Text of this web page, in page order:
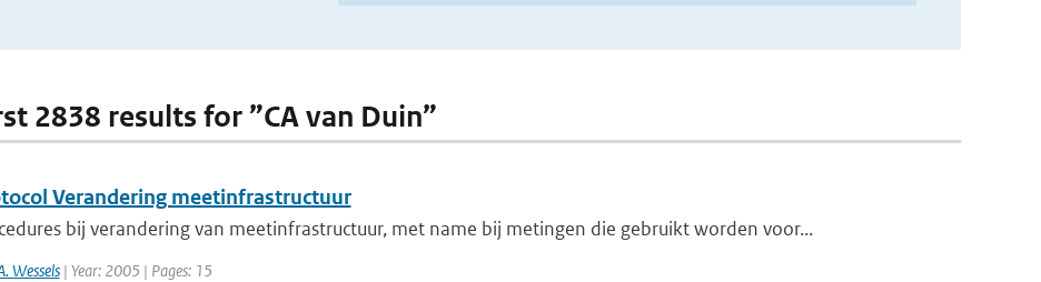
2838 results for ”CA van Duin”
Verandering meetinfrastructuur
bij verandering van meetinfrastructuur, met name bij metingen die gebruikt worden voor...
Wessels| Year: 2005 | Pages: 15